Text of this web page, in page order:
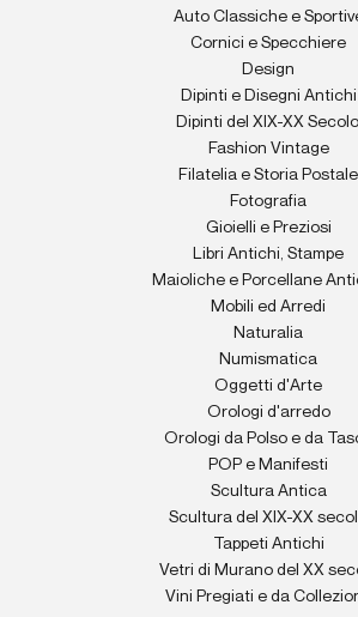
Auto Classiche e
Cornici e Specchiere
Design
Dipinti e Disegni Antichi
Dipinti del XIX-XX Secolo
Fashion Vintage
Filatelia e Storia Postale
Fotografia
Gioielli e Preziosi
Libri Antichi, Stampe
Maioliche e Porcellane
Mobili ed Arredi
Naturalia
Numismatica
Oggetti d'Arte
Orologi d'arredo
Orologi da Polso e da
POP e Manifesti
Scultura Antica
Scultura del XIX-XX
Tappeti Antichi
Vetri di Murano del XX
Vini Pregiati e da